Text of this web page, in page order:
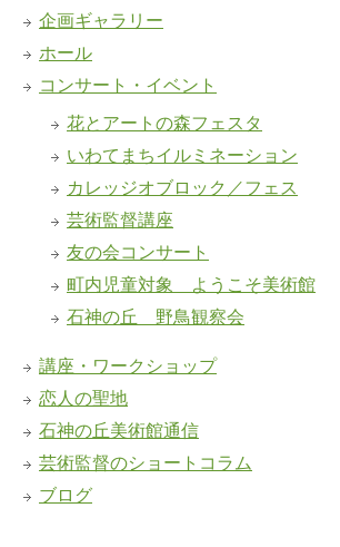
企画ギャラリー
ホール
コンサート・イベント
花とアートの森フェスタ
いわてまちイルミネーション
カレッジオブロック／フェス
芸術監督講座
友の会コンサート
町内児童対象 ようこそ美術館
石神の丘 野鳥観察会
講座・ワークショップ
恋人の聖地
石神の丘美術館通信
芸術監督のショートコラム
ブログ